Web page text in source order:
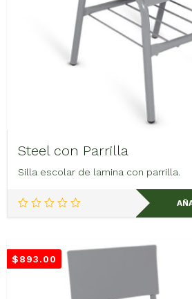
Steel con Parrilla
Silla escolar de lamina con parrilla.
$893.00